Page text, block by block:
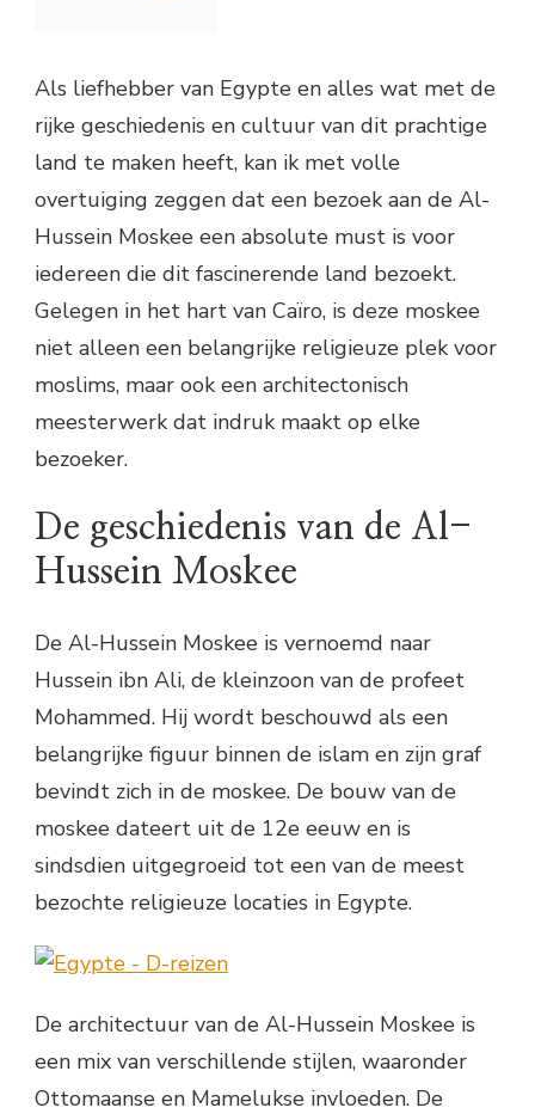
Als liefhebber van Egypte en alles wat met de
rijke geschiedenis en cultuur van dit prachtige
land te maken heeft, kan ik met volle
overtuiging zeggen dat een bezoek aan de Al-
Hussein Moskee een absolute must is voor
iedereen die dit fascinerende land bezoekt.
Gelegen in het hart van Caïro, is deze moskee
niet alleen een belangrijke religieuze plek voor
moslims, maar ook een architectonisch
meesterwerk dat indruk maakt op elke
bezoeker.
De geschiedenis van de Al-
Hussein Moskee
De Al-Hussein Moskee is vernoemd naar
Hussein ibn Ali, de kleinzoon van de profeet
Mohammed. Hij wordt beschouwd als een
belangrijke figuur binnen de islam en zijn graf
bevindt zich in de moskee. De bouw van de
moskee dateert uit de 12e eeuw en is
sindsdien uitgegroeid tot een van de meest
bezochte religieuze locaties in Egypte.
De architectuur van de Al-Hussein Moskee is
een mix van verschillende stijlen, waaronder
Ottomaanse en Mamelukse invloeden. De